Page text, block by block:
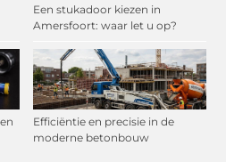
Een stukadoor kiezen in
Amersfoort: waar let u op?
Efficiëntie en precisie in de
moderne betonbouw